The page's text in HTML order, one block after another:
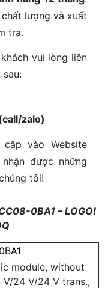
lượng và xuất
tra.
vui lòng liên
zalo)
vào Website
được những
tôi!
0BA1 – LOGO!
module, without
V/24 V/24 V trans.,